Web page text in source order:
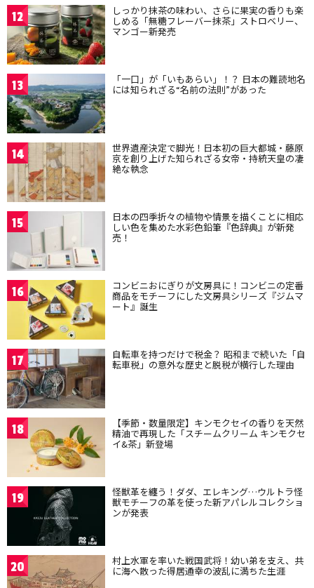
12 しっかり抹茶の味わい、さらに果実の香りも楽
しめる「無糖フレーバー抹茶」ストロベリー、
マンゴー新発売
13 「一口」が「いもあらい」！？ 日本の難読地名
には知られざる“名前の法則”があった
14 世界遺産決定で脚光！日本初の巨大都城・藤原
京を創り上げた知られざる女帝・持統天皇の凄
絶な執念
15 日本の四季折々の植物や情景を描くことに相応
しい色を集めた水彩色鉛筆『色辞典』が新発
売！
16 コンビニおにぎりが文房具に！コンビニの定番
商品をモチーフにした文房具シリーズ『ジムマ
ート』誕生
17 自転車を持つだけで税金？ 昭和まで続いた「自
転車税」の意外な歴史と脱税が横行した理由
18 【季節・数量限定】キンモクセイの香りを天然
精油で再現した「スチームクリーム キンモクセ
イ&茶」新登場
19 怪獣革を纏う！ダダ、エレキング…ウルトラ怪
獣モチーフの革を使った新アパレルコレクショ
ンが発表
20 村上水軍を率いた戦国武将！幼い弟を支え、共
に海へ散った得居通幸の波乱に満ちた生涯